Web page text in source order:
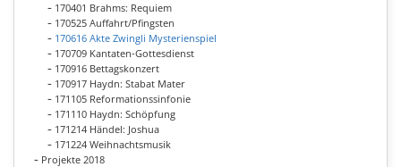
170401 Brahms: Requiem
170525 Auffahrt/Pfingsten
170616 Akte Zwingli Mysterienspiel
170709 Kantaten-Gottesdienst
170916 Bettagskonzert
170917 Haydn: Stabat Mater
171105 Reformationssinfonie
171110 Haydn: Schöpfung
171214 Händel: Joshua
171224 Weihnachtsmusik
Projekte 2018